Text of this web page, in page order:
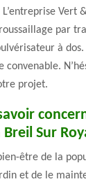
Vert
par
à
convenable.
projet.
Sur
être de la
et de le